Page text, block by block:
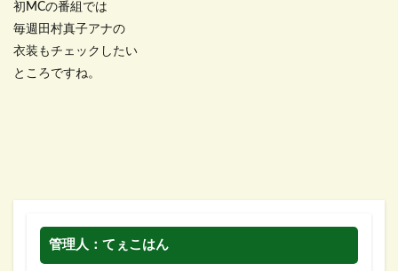
初MCの番組では
毎週田村真子アナの
衣装もチェックしたい
ところですね。
管理人：てぇこはん